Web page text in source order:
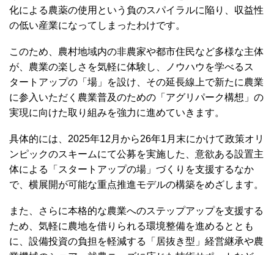
化による農薬の使用という負のスパイラルに陥り、収益性
の低い産業になってしまったわけです。
このため、農村地域内の非農家や都市住民など多様な主体
が、農業の楽しさを気軽に体験し、ノウハウを学べるス
タートアップの「場」を設け、その延長線上で新たに農業
に参入いただく農業普及のための「アグリパーク構想」の
実現に向けた取り組みを強力に進めていきます。
具体的には、2025年12月から26年1月末にかけて政策オリ
ンピックのスキームにて公募を実施した、意欲ある設置主
体による「スタートアップの場」づくりを支援するなか
で、横展開が可能な重点推進モデルの構築をめざします。
また、さらに本格的な農業へのステップアップを支援する
ため、気軽に農地を借りられる環境整備を進めるととも
に、設備投資の負担を軽減する「居抜き型」経営継承や農